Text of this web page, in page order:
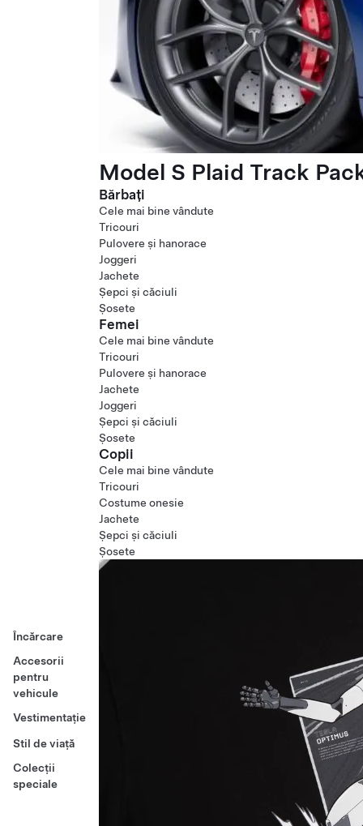
Încărcare
Accesorii
pentru
vehicule
Vestimentație
Stil de viață
Colecții
speciale
Model S Plaid Track
Bărbați
Cele mai bine vândute
Tricouri
Pulovere și hanorace
Joggeri
Jachete
Șepci și căciuli
Șosete
Femei
Cele mai bine vândute
Tricouri
Pulovere și hanorace
Jachete
Joggeri
Șepci și căciuli
Șosete
Copii
Cele mai bine vândute
Tricouri
Costume onesie
Jachete
Șepci și căciuli
Șosete